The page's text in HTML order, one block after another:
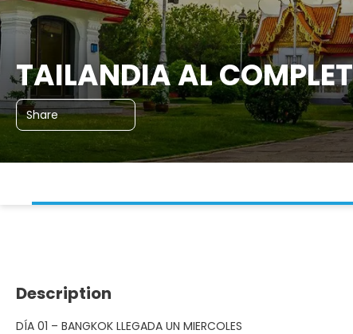
TAILANDIA AL
Share
Description
DÍA 01 – BANGKOK LLEGADA UN MIERCOLES